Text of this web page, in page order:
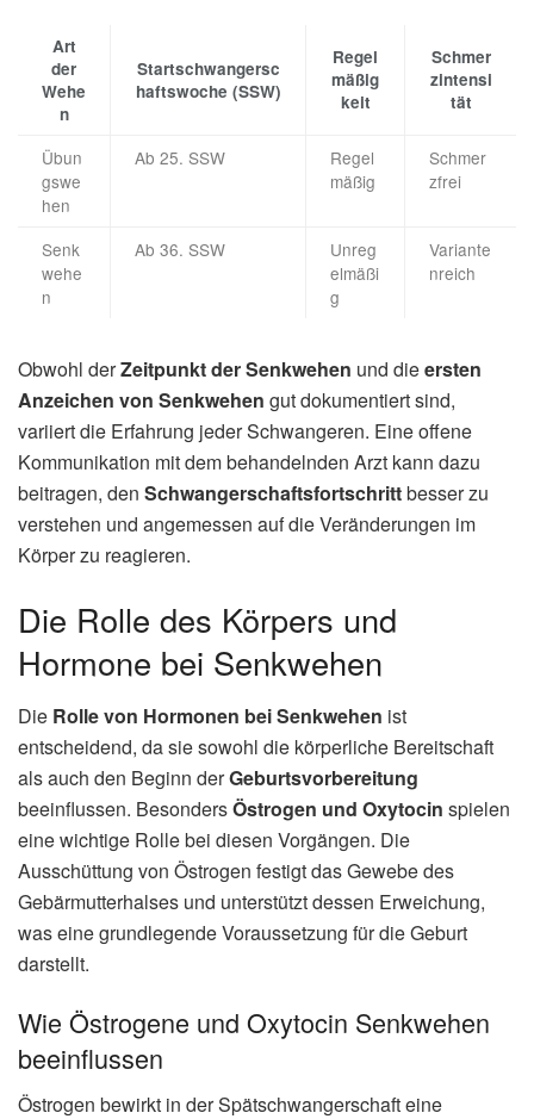
Art
der
Wehe
n
Startschwangersc
haftswoche (SSW)
Regel
mäßig
keit
Schmer
zintensi
tät
Übun
gswe
hen
Ab 25. SSW
Regel
mäßig
Schmer
zfrei
Senk
wehe
n
Ab 36. SSW
Unreg
elmäßi
g
Variante
nreich
Obwohl derZeitpunkt der Senkwehen und dieersten
Anzeichen von Senkwehen gut dokumentiert sind,
variiert die Erfahrung jeder Schwangeren. Eine offene
Kommunikation mit dem behandelnden Arzt kann dazu
beitragen, den Schwangerschaftsfortschrittbesser zu
verstehen und angemessen auf die Veränderungen im
Körper zu reagieren.
Die Rolle des Körpers und
Hormone bei Senkwehen
Die Rolle von Hormonen bei Senkwehen ist
entscheidend, da sie sowohl die körperliche Bereitschaft
als auch den Beginn derGeburtsvorbereitung
beeinflussen. BesondersÖstrogen und Oxytocin spielen
eine wichtige Rolle bei diesen Vorgängen. Die
Ausschüttung von Östrogen festigt das Gewebe des
Gebärmutterhalses und unterstützt dessen Erweichung,
was eine grundlegende Voraussetzung für die Geburt
darstellt.
Wie Östrogene und Oxytocin Senkwehen
beeinflussen
Östrogen bewirkt in der Spätschwangerschaft eine